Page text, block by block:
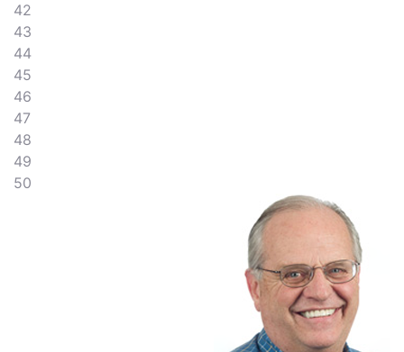
42
43
44
45
46
47
48
49
50